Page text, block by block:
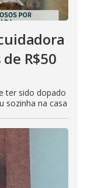
R$50
ter sido dopado
sozinha na casa